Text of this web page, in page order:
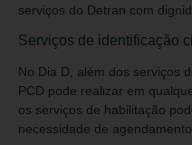
serviços do Detran com
Serviços de identificação
No Dia D, além dos serviços
PCD pode realizar em
os serviços de habilitação
necessidade de agendamento.